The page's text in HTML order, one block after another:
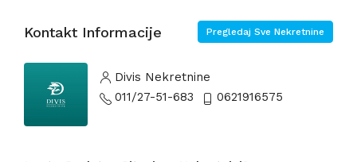
Kontakt Informacije Pregledaj Sve Nekretnine
Divis Nekretnine
011/27-51-683
0621916575